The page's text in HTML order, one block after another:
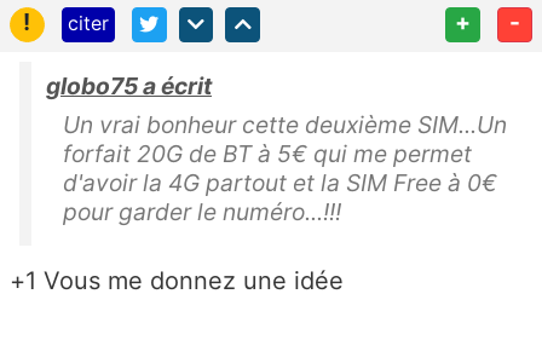
!
citer + -
globo75 a écrit
Un vrai bonheur cette deuxième SIM...Un
forfait 20G de BT à 5€ qui me permet
d'avoir la 4G partout et la SIM Free à 0€
pour garder le numéro...!!!
+1 Vous me donnez une idée